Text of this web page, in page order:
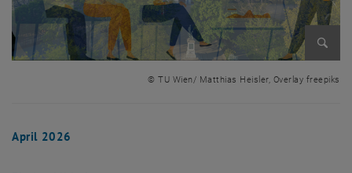
© TU Wien/ Matthias Heisler, Overlay freepiks
April 2026